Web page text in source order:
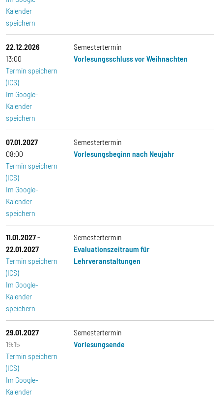
Kalender
speichern
22.12.2026
13:00
Termin speichern
(ICS)
Im Google-
Kalender
speichern
Semestertermin
Vorlesungsschluss vor Weihnachten
07.01.2027
08:00
Termin speichern
(ICS)
Im Google-
Kalender
speichern
Semestertermin
Vorlesungsbeginn nach Neujahr
11.01.2027-
22.01.2027
Termin speichern
(ICS)
Im Google-
Kalender
speichern
Semestertermin
Evaluationszeitraum für
Lehrveranstaltungen
29.01.2027
19:15
Termin speichern
(ICS)
Im Google-
Kalender
Semestertermin
Vorlesungsende